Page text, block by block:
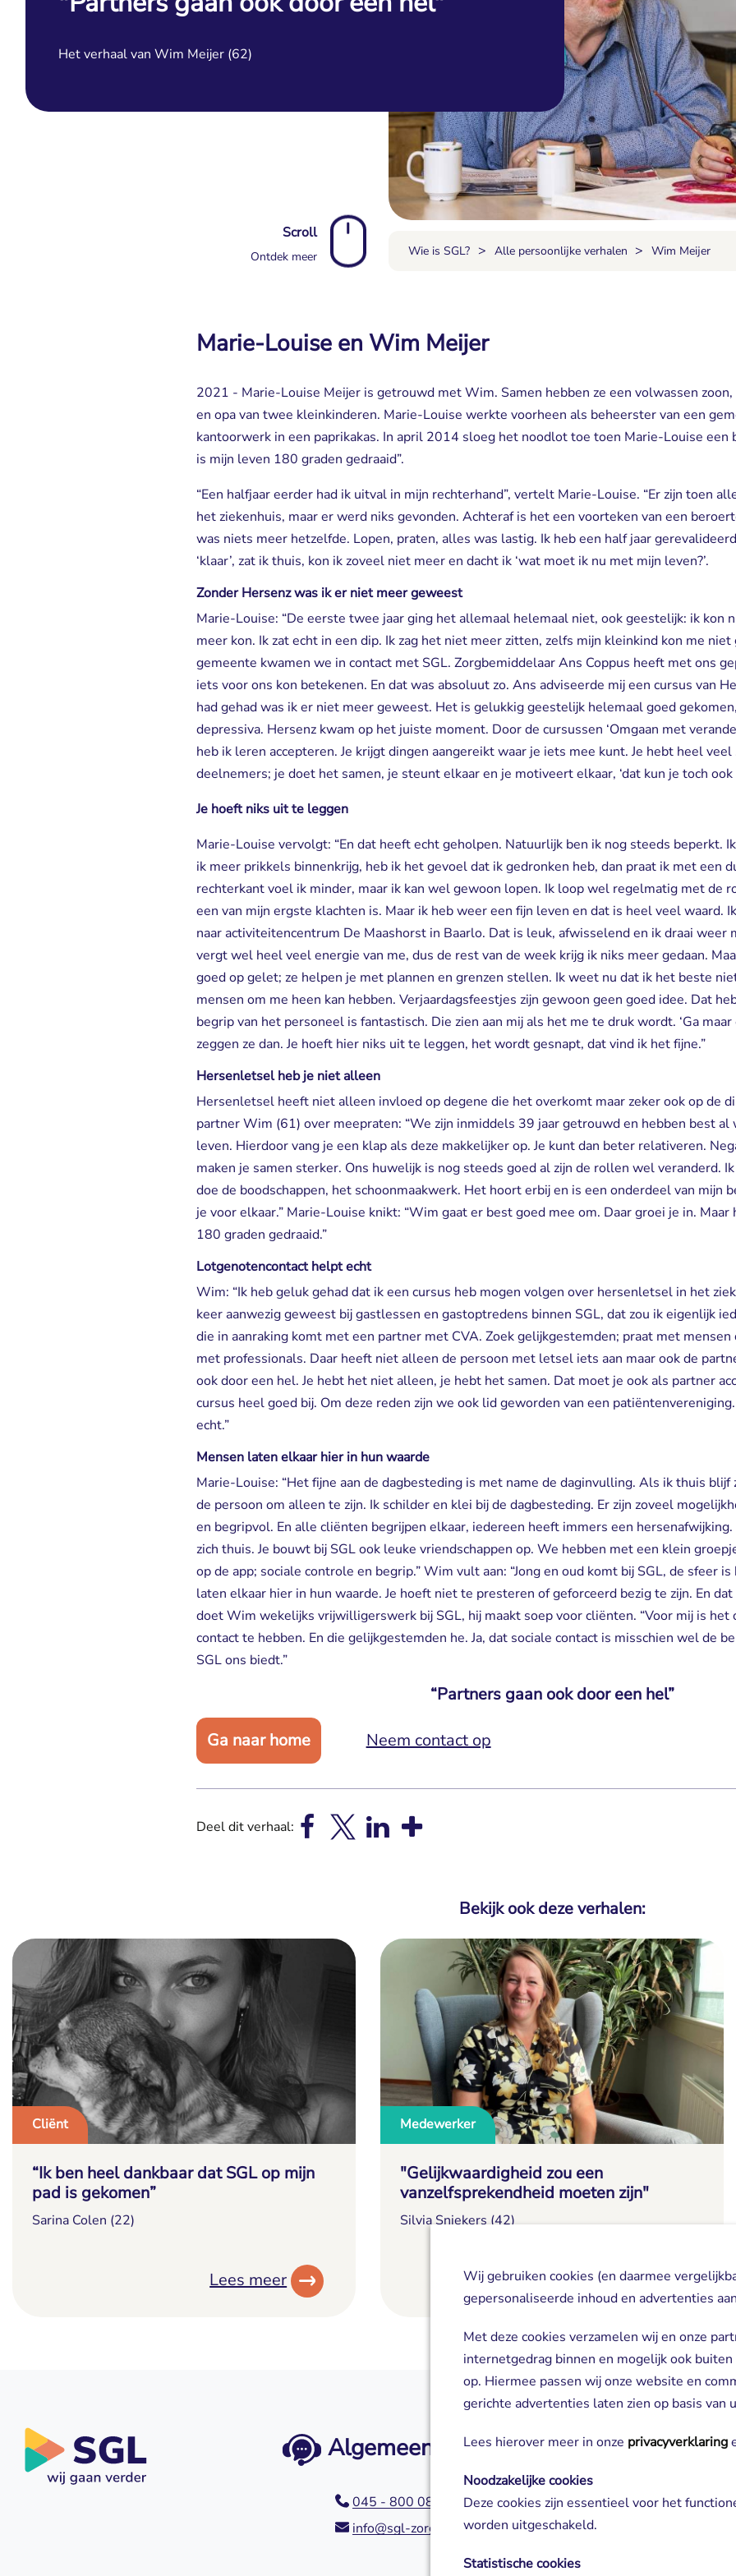
Wij gebruiken cookies (en daarmee
gepersonaliseerde inhoud en advertenties
Met deze cookies verzamelen wij en onze
internetgedrag binnen en mogelijk ook
op. Hiermee passen wij onze website en
gerichte advertenties laten zien op basis van
Lees hierover meer in onze privacyverklaring
Noodzakelijke cookies
Deze cookies zijn essentieel voor het
worden uitgeschakeld.
Statistische cookies
Scroll
Ontdek meer
Het verhaal van Wim Meijer (62)
Wie is SGL? > Alle persoonlijke verhalen > Wim Meijer
Marie-Louise en Wim Meijer
2021 - Marie-Louise Meijer is getrouwd met Wim. Samen hebben ze een volwassen
en opa van twee kleinkinderen. Marie-Louise werkte voorheen als beheerster van een
kantoorwerk in een paprikakas. In april 2014 sloeg het noodlot toe toen Marie-Louise een
is mijn leven 180 graden gedraaid”.
“Een halfjaar eerder had ik uitval in mijn rechterhand”, vertelt Marie-Louise. “Er zijn toen
het ziekenhuis, maar er werd niks gevonden. Achteraf is het een voorteken van een
was niets meer hetzelfde. Lopen, praten, alles was lastig. Ik heb een half jaar
‘klaar’, zat ik thuis, kon ik zoveel niet meer en dacht ik ‘wat moet ik nu met mijn leven?’.
Zonder Hersenz was ik er niet meer geweest
Marie-Louise: “De eerste twee jaar ging het allemaal helemaal niet, ook geestelijk: ik kon
meer kon. Ik zat echt in een dip. Ik zag het niet meer zitten, zelfs mijn kleinkind kon me
gemeente kwamen we in contact met SGL. Zorgbemiddelaar Ans Coppus heeft met ons
iets voor ons kon betekenen. En dat was absoluut zo. Ans adviseerde mij een cursus van
had gehad was ik er niet meer geweest. Het is gelukkig geestelijk helemaal goed
depressiva. Hersenz kwam op het juiste moment. Door de cursussen ‘Omgaan met
heb ik leren accepteren. Je krijgt dingen aangereikt waar je iets mee kunt. Je hebt heel
deelnemers; je doet het samen, je steunt elkaar en je motiveert elkaar, ‘dat kun je toch ook
Je hoeft niks uit te leggen
Marie-Louise vervolgt: “En dat heeft echt geholpen. Natuurlijk ben ik nog steeds beperkt.
ik meer prikkels binnenkrijg, heb ik het gevoel dat ik gedronken heb, dan praat ik met een
rechterkant voel ik minder, maar ik kan wel gewoon lopen. Ik loop wel regelmatig met de
een van mijn ergste klachten is. Maar ik heb weer een fijn leven en dat is heel veel waard.
naar activiteitencentrum De Maashorst in Baarlo. Dat is leuk, afwisselend en ik draai weer
vergt wel heel veel energie van me, dus de rest van de week krijg ik niks meer gedaan.
goed op gelet; ze helpen je met plannen en grenzen stellen. Ik weet nu dat ik het beste
mensen om me heen kan hebben. Verjaardagsfeestjes zijn gewoon geen goed idee. Dat
begrip van het personeel is fantastisch. Die zien aan mij als het me te druk wordt. ‘Ga
zeggen ze dan. Je hoeft hier niks uit te leggen, het wordt gesnapt, dat vind ik het fijne.”
Hersenletsel heb je niet alleen
Hersenletsel heeft niet alleen invloed op degene die het overkomt maar zeker ook op de
partner Wim (61) over meepraten: “We zijn inmiddels 39 jaar getrouwd en hebben best al
leven. Hierdoor vang je een klap als deze makkelijker op. Je kunt dan beter relativeren.
maken je samen sterker. Ons huwelijk is nog steeds goed al zijn de rollen wel veranderd.
doe de boodschappen, het schoonmaakwerk. Het hoort erbij en is een onderdeel van mijn
je voor elkaar.” Marie-Louise knikt: “Wim gaat er best goed mee om. Daar groei je in. Maar
180 graden gedraaid.”
Lotgenotencontact helpt echt
Wim: “Ik heb geluk gehad dat ik een cursus heb mogen volgen over hersenletsel in het
keer aanwezig geweest bij gastlessen en gastoptredens binnen SGL, dat zou ik eigenlijk
die in aanraking komt met een partner met CVA. Zoek gelijkgestemden; praat met
met professionals. Daar heeft niet alleen de persoon met letsel iets aan maar ook de
ook door een hel. Je hebt het niet alleen, je hebt het samen. Dat moet je ook als partner
cursus heel goed bij. Om deze reden zijn we ook lid geworden van een
echt.”
Mensen laten elkaar hier in hun waarde
Marie-Louise: “Het fijne aan de dagbesteding is met name de daginvulling. Als ik thuis
de persoon om alleen te zijn. Ik schilder en klei bij de dagbesteding. Er zijn zoveel
en begripvol. En alle cliënten begrijpen elkaar, iedereen heeft immers een
zich thuis. Je bouwt bij SGL ook leuke vriendschappen op. We hebben met een klein
op de app; sociale controle en begrip.” Wim vult aan: “Jong en oud komt bij SGL, de sfeer
laten elkaar hier in hun waarde. Je hoeft niet te presteren of geforceerd bezig te zijn. En
doet Wim wekelijks vrijwilligerswerk bij SGL, hij maakt soep voor cliënten. “Voor mij is het
contact te hebben. En die gelijkgestemden he. Ja, dat sociale contact is misschien wel de
SGL ons biedt.”
“Partners gaan ook door een hel”
Ga naar home Neem contact op
Deel dit verhaal:
Bekijk ook deze verhalen:
Cliënt
“Ik ben heel dankbaar dat SGL op mijn
pad is gekomen”
Sarina Colen (22)
Lees meer
Medewerker
"Gelijkwaardigheid zou een
vanzelfsprekendheid moeten zijn"
Silvia Sniekers (42)
Lees meer
Algemeen
045 - 800 0800
info@sgl-zorg.nl
Zorg of
045 - 800 0580